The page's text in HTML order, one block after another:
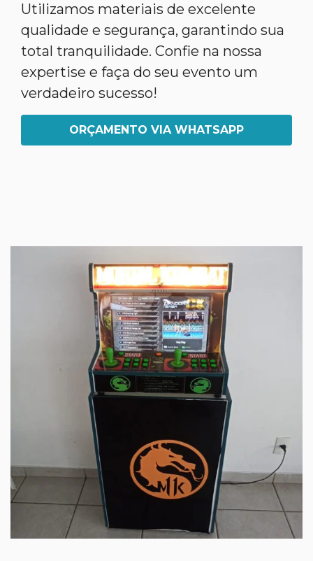
Utilizamos materiais de excelente
qualidade e segurança, garantindo sua
total tranquilidade. Confie na nossa
expertise e faça do seu evento um
verdadeiro sucesso!
ORÇAMENTO VIA WHATSAPP